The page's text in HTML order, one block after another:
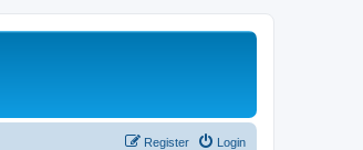
Login
Register